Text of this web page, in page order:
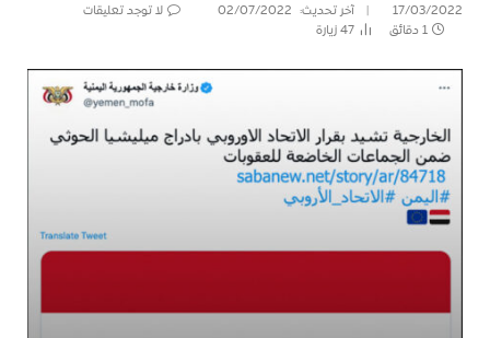
17/03/2022 آخر تحديث: 02/07/2022
لا توجد تعليقات
1 دقائق
47زيارة